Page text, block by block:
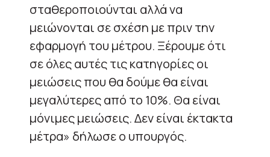
σταθεροποιούνται αλλά να
μειώνονται σε σχέση με πριν την
εφαρμογή του μέτρου. Ξέρουμε ότι
σε όλες αυτές τις κατηγορίες οι
μειώσεις που θα δούμε θα είναι
μεγαλύτερες από το 10%. Θα είναι
μόνιμες μειώσεις. Δεν είναι έκτακτα
μέτρα» δήλωσε ο υπουργός.